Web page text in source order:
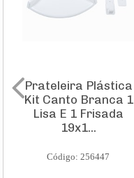
Prateleira Plástica
Kit Canto Branca 1
Lisa E 1 Frisada
19x1...
Código: 256447